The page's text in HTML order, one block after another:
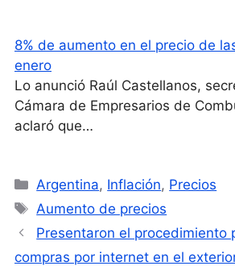
8% de aumento en el precio de
enero
Lo anunció Raúl Castellanos,
Cámara de Empresarios de
aclaró que…
Categorías
Argentina, Inflación, Precios
Etiquetas
Aumento de precios
Presentaron el procedimiento
compras por internet en el